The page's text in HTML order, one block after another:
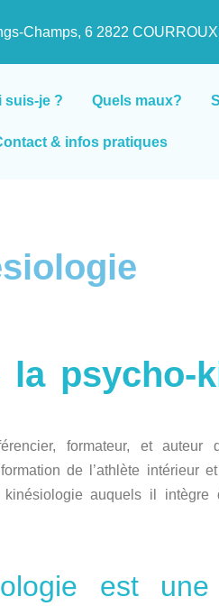
Champs, 6 2822
suis-je ? Quels maux?
& infos pratiques
la psycho-
formateur, et
de l’athlète intérieur
auquels il intègre
est